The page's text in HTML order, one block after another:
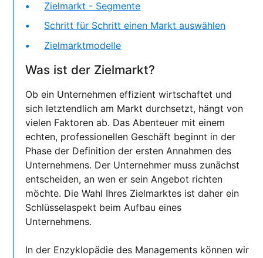
Zielmarkt - Segmente
Schritt für Schritt einen Markt auswählen
Zielmarktmodelle
Was ist der Zielmarkt?
Ob ein Unternehmen effizient wirtschaftet und
sich letztendlich am Markt durchsetzt, hängt von
vielen Faktoren ab. Das Abenteuer mit einem
echten, professionellen Geschäft beginnt in der
Phase der Definition der ersten Annahmen des
Unternehmens. Der Unternehmer muss zunächst
entscheiden, an wen er sein Angebot richten
möchte. Die Wahl Ihres Zielmarktes ist daher ein
Schlüsselaspekt beim Aufbau eines
Unternehmens.
In der Enzyklopädie des Managements können wir